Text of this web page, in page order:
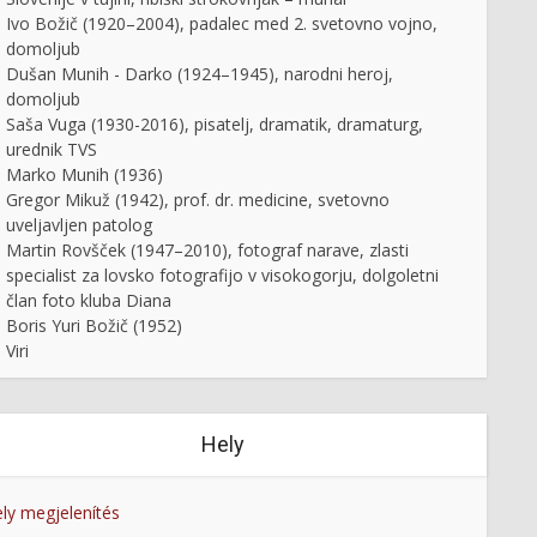
Ivo Božič (1920–2004), padalec med 2. svetovno vojno,
domoljub
Dušan Munih - Darko (1924–1945), narodni heroj,
domoljub
Saša Vuga (1930-2016), pisatelj, dramatik, dramaturg,
urednik TVS
Marko Munih (1936)
Gregor Mikuž (1942), prof. dr. medicine, svetovno
uveljavljen patolog
Martin Rovšček (1947–2010), fotograf narave, zlasti
specialist za lovsko fotografijo v visokogorju, dolgoletni
član foto kluba Diana
Boris Yuri Božič (1952)
Viri
Hely
megjelenítés